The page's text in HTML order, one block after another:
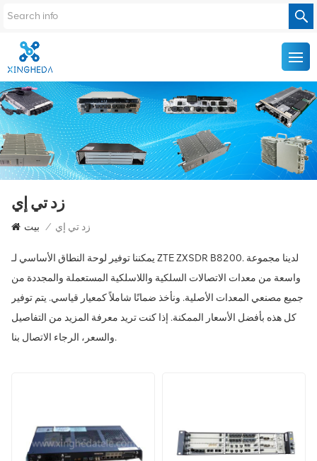
زد تي إي
بيت / زد تي إي
يمكننا توفير لوحة النطاق الأساسي لـ ZTE ZXSDR B8200. لدينا مجموعة
واسعة من معدات الاتصالات السلكية واللاسلكية المستعملة والمجددة من
جميع مصنعي المعدات الأصلية. ونأخذ ضمانًا شاملاً كمعيار قياسي. يتم توفير
كل هذه بأفضل الأسعار الممكنة. إذا كنت تريد معرفة المزيد من التفاصيل
والسعر، الرجاء الاتصال بنا.